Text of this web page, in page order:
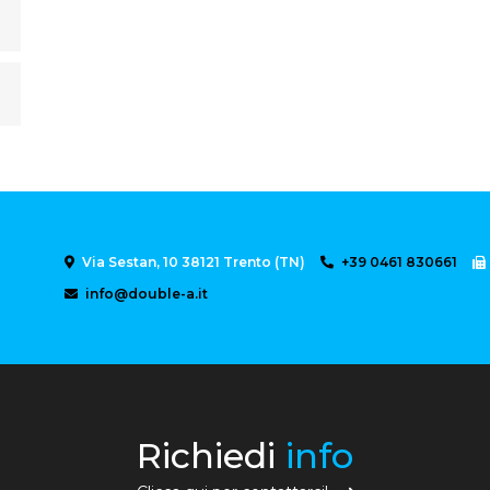
Via Sestan, 10 38121 Trento (TN)
+39 0461 830661
info@double-a.it
Richiedi info